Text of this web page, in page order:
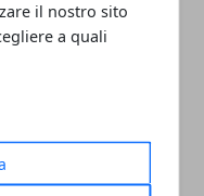
il nostro sito
a quali